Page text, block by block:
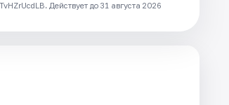
Действует до 31 августа 2026